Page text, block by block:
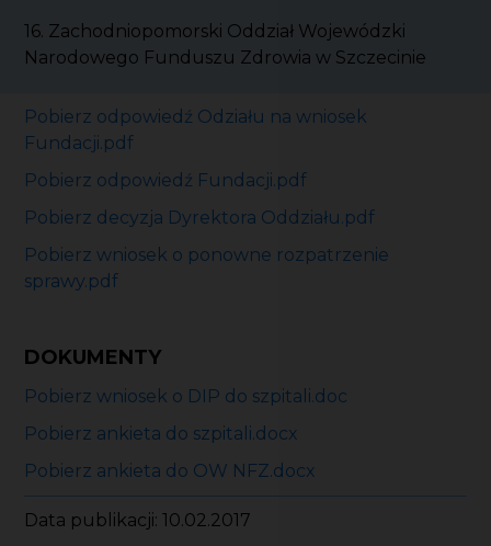
16. Zachodniopomorski Oddział Wojewódzki
Narodowego Funduszu Zdrowia w Szczecinie
Pobierz odpowiedź Odziału na wniosek
Fundacji.pdf
Pobierz odpowiedź Fundacji.pdf
Pobierz decyzja Dyrektora Oddziału.pdf
Pobierz wniosek o ponowne rozpatrzenie
sprawy.pdf
DOKUMENTY
Pobierz wniosek o DIP do szpitali.doc
Pobierz ankieta do szpitali.docx
Pobierz ankieta do OW NFZ.docx
Data publikacji: 10.02.2017